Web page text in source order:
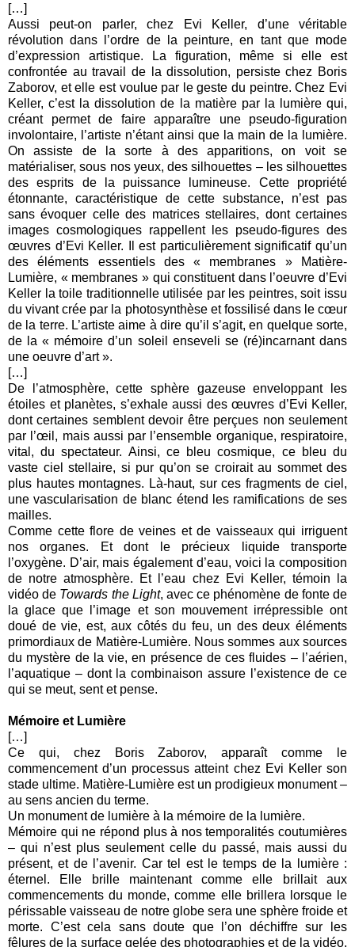
[…]
Aussi peut-on parler, chez Evi Keller, d’une véritable
révolution dans l’ordre de la peinture, en tant que mode
d’expression artistique. La figuration, même si elle est
confrontée au travail de la dissolution, persiste chez Boris
Zaborov, et elle est voulue par le geste du peintre. Chez Evi
Keller, c’est la dissolution de la matière par la lumière qui,
créant permet de faire apparaître une pseudo-figuration
involontaire, l’artiste n’étant ainsi que la main de la lumière.
On assiste de la sorte à des apparitions, on voit se
matérialiser, sous nos yeux, des silhouettes – les silhouettes
des esprits de la puissance lumineuse. Cette propriété
étonnante, caractéristique de cette substance, n’est pas
sans évoquer celle des matrices stellaires, dont certaines
images cosmologiques rappellent les pseudo-figures des
œuvres d’Evi Keller. Il est particulièrement significatif qu’un
des éléments essentiels des « membranes » Matière-
Lumière, « membranes » qui constituent dans l’oeuvre d’Evi
Keller la toile traditionnelle utilisée par les peintres, soit issu
du vivant crée par la photosynthèse et fossilisé dans le cœur
de la terre. L’artiste aime à dire qu’il s’agit, en quelque sorte,
de la « mémoire d’un soleil enseveli se (ré)incarnant dans
une oeuvre d’art ».
[…]
De l’atmosphère, cette sphère gazeuse enveloppant les
étoiles et planètes, s’exhale aussi des œuvres d’Evi Keller,
dont certaines semblent devoir être perçues non seulement
par l’œil, mais aussi par l’ensemble organique, respiratoire,
vital, du spectateur. Ainsi, ce bleu cosmique, ce bleu du
vaste ciel stellaire, si pur qu’on se croirait au sommet des
plus hautes montagnes. Là-haut, sur ces fragments de ciel,
une vascularisation de blanc étend les ramifications de ses
mailles.
Comme cette flore de veines et de vaisseaux qui irriguent
nos organes. Et dont le précieux liquide transporte
l’oxygène. D’air, mais également d’eau, voici la composition
de notre atmosphère. Et l’eau chez Evi Keller, témoin la
vidéo de Towards the Light, avec ce phénomène de fonte de
la glace que l’image et son mouvement irrépressible ont
doué de vie, est, aux côtés du feu, un des deux éléments
primordiaux de Matière-Lumière. Nous sommes aux sources
du mystère de la vie, en présence de ces fluides – l’aérien,
l’aquatique – dont la combinaison assure l’existence de ce
qui se meut, sent et pense.
Mémoire et Lumière
[…]
Ce qui, chez Boris Zaborov, apparaît comme le
commencement d’un processus atteint chez Evi Keller son
stade ultime. Matière-Lumière est un prodigieux monument –
au sens ancien du terme.
Un monument de lumière à la mémoire de la lumière.
Mémoire qui ne répond plus à nos temporalités coutumières
– qui n’est plus seulement celle du passé, mais aussi du
présent, et de l’avenir. Car tel est le temps de la lumière :
éternel. Elle brille maintenant comme elle brillait aux
commencements du monde, comme elle brillera lorsque le
périssable vaisseau de notre globe sera une sphère froide et
morte. C’est cela sans doute que l’on déchiffre sur les
fêlures de la surface gelée des photographies et de la vidéo,